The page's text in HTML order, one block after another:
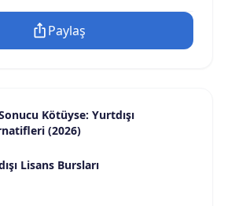
Paylaş
Kötüyse: Yurtdışı
(2026)
Lisans Bursları